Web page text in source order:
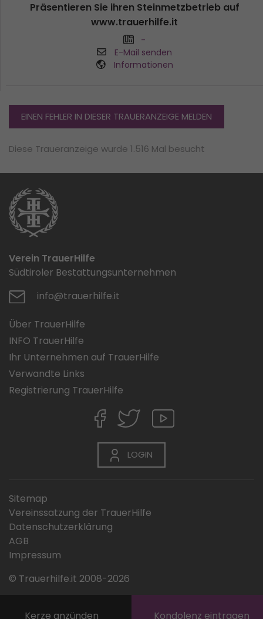
Präsentieren Sie ihren Steinmetzbetrieb auf
www.trauerhilfe.it
-
E-Mail senden
Informationen
EINEN FEHLER IN DIESER TRAUERANZEIGE MELDEN
Diese Traueranzeige wurde 1.516 Mal besucht
Kerze anzünden Kondolenz eintragen
Verein TrauerHilfe
Südtiroler Bestattungsunternehmen
info@trauerhilfe.it
Über TrauerHilfe
INFO TrauerHilfe
Ihr Unternehmen auf TrauerHilfe
Verwandte Links
Registrierung TrauerHilfe
LOGIN
Sitemap
Vereinssatzung der TrauerHilfe
Datenschutzerklärung
AGB
Impressum
© Trauerhilfe.it 2008-2026